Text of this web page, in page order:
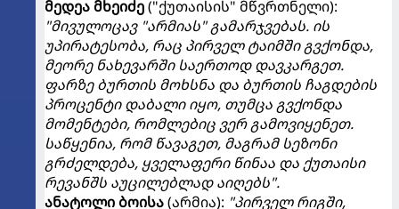
მედეა მხეიძე("ქუთაისის" მწვრთნელი):
"მივულოცავ "არმიას" გამარჯვებას. ის
უპირატესობა, რაც პირველ ტაიმში გვქონდა,
მეორე ნახევარში საერთოდ დავკარგეთ.
ფარზე ბურთის მოხსნა და ბურთის ჩაგდების
პროცენტი დაბალი იყო, თუმცა გვქონდა
მომენტები, რომლებიც ვერ გამოვიყენეთ.
საწყენია, რომ წავაგეთ, მაგრამ სეზონი
გრძელდება, ყველაფერი წინაა და ქუთაისი
რევანშს აუცილებლად აიღებს".
ანატოლი ბოისა(არმია): "პირველ რიგში,